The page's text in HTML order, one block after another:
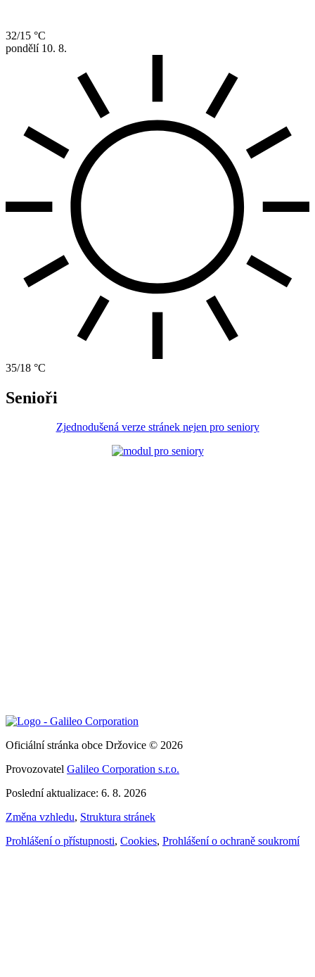
32/15 °C
pondělí 10. 8.
35/18 °C
Senioři
Zjednodušená verze stránek nejen pro seniory
Oficiální stránka obce Držovice © 2026
Provozovatel Galileo Corporation s.r.o.
Poslední aktualizace: 6. 8. 2026
Změna vzhledu, Struktura stránek
Prohlášení o přístupnosti, Cookies, Prohlášení o ochraně soukromí